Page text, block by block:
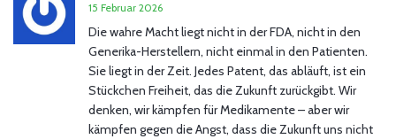
15 Februar 2026
Die wahre Macht liegt nicht in der FDA, nicht in den
Generika-Herstellern, nicht einmal in den Patienten.
Sie liegt in der Zeit. Jedes Patent, das abläuft, ist ein
Stückchen Freiheit, das die Zukunft zurückgibt. Wir
denken, wir kämpfen für Medikamente – aber wir
kämpfen gegen die Angst, dass die Zukunft uns nicht